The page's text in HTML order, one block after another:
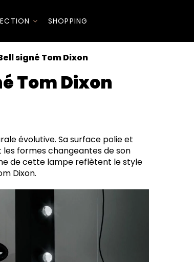
SHOPPING
signé Tom Dixon
Tom Dixon
évolutive. Sa surface polie et
formes changeantes de son
de cette lampe reflètent le style
Dixon.